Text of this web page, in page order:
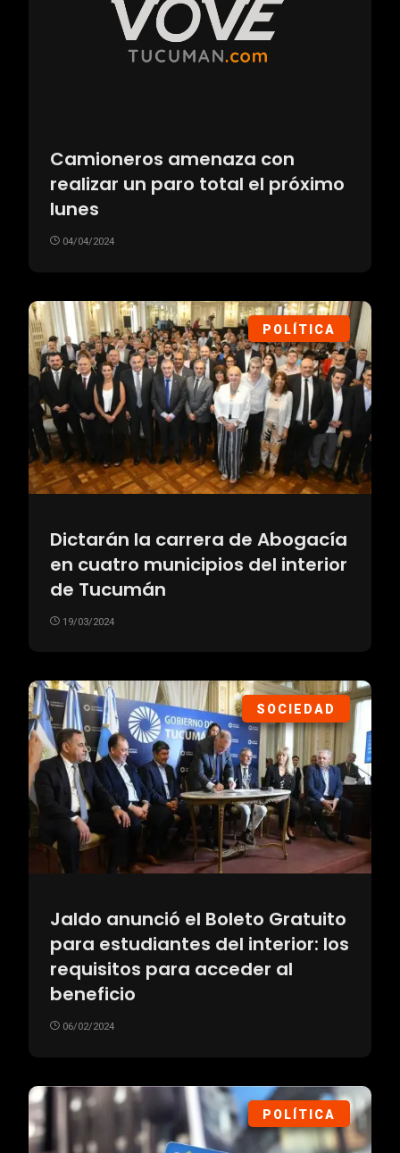
Camioneros amenaza con
realizar un paro total el próximo
lunes
04/04/2024
POLÍTICA
Dictarán la carrera de Abogacía
en cuatro municipios del interior
de Tucumán
19/03/2024
SOCIEDAD
Jaldo anunció el Boleto Gratuito
para estudiantes del interior: los
requisitos para acceder al
beneficio
06/02/2024
POLÍTICA